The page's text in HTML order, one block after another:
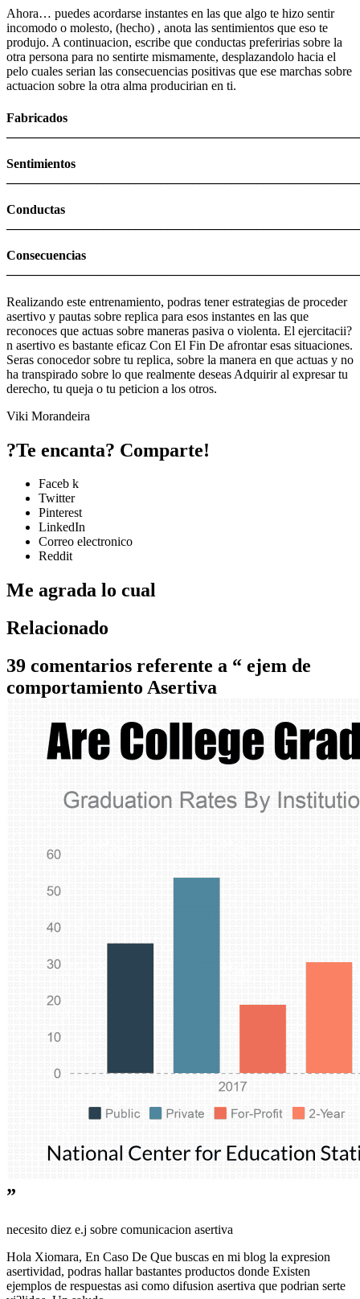
Ahora… puedes acordarse instantes en las que algo te hizo sentir
incomodo o molesto, (hecho) , anota las sentimientos que eso te
produjo. A continuacion, escribe que conductas preferirias sobre la
otra persona para no sentirte mismamente, desplazandolo hacia el
pelo cuales serian las consecuencias positivas que ese marchas sobre
actuacion sobre la otra alma producirian en ti.
Fabricados
Sentimientos
Conductas
Consecuencias
Realizando este entrenamiento, podras tener estrategias de proceder
asertivo y pautas sobre replica para esos instantes en las que
reconoces que actuas sobre maneras pasiva o violenta. El ejercitacii?
n asertivo es bastante eficaz Con El Fin De afrontar esas situaciones.
Seras conocedor sobre tu replica, sobre la manera en que actuas y no
ha transpirado sobre lo que realmente deseas Adquirir al expresar tu
derecho, tu queja o tu peticion a los otros.
Viki Morandeira
?Te encanta? Comparte!
Faceb k
Twitter
Pinterest
LinkedIn
Correo electronico
Reddit
Me agrada lo cual
Relacionado
39 comentarios referente a “ ejem de
comportamiento Asertiva
”
necesito diez e.j sobre comunicacion asertiva
Hola Xiomara, En Caso De Que buscas en mi blog la expresion
asertividad, podras hallar bastantes productos donde Existen
ejemplos de respuestas asi­ como difusion asertiva que podri­an serte